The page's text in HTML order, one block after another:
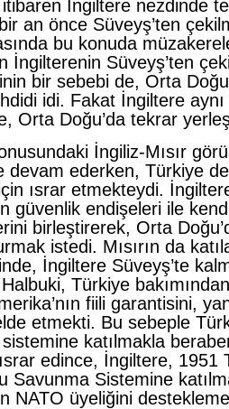
itibaren İngiltere nezdinde
an önce Süveyş’ten
bu konuda
İngilterenin Süveyş’ten
bir sebebi de, Orta
idi. Fakat İngiltere
Orta Doğu’da tekrar
İngiliz-Mısır
devam ederken, Türkiye de
ısrar etmekteydi.
güvenlik endişeleri ile
birleştirerek, Orta
istedi. Mısırın da
İngiltere Süveyş’te
Türkiye
fiili garantisini,
etmekti. Bu sebeple
katılmakla
edince, İngiltere, 1951
Savunma Sistemine
NATO üyeliğini